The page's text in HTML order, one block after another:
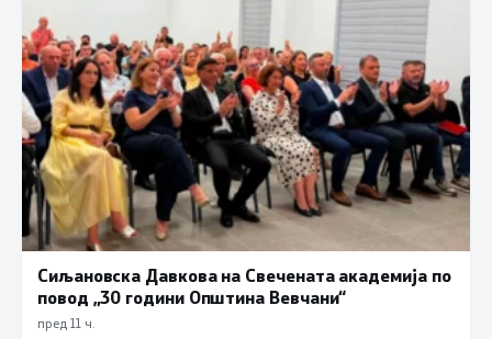
Сиљановска Давкова на Свечената академија по
повод „30 години Општина Вевчани“
пред 11 ч.